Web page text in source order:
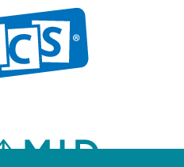
e immagini
Lo consiglierei
della mia zona e al